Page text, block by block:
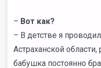
– Вот как?
– В детстве я
Астраханской
бабушка постоянно